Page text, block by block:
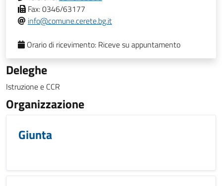
Fax:0346/63177
info@comune.cerete.bg.it
Orario di ricevimento: Riceve su appuntamento
Deleghe
Istruzione e CCR
Organizzazione
Giunta